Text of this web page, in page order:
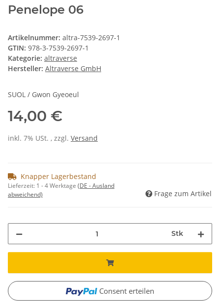
Penelope 06
Artikelnummer: altra-7539-2697-1
GTIN: 978-3-7539-2697-1
Kategorie: altraverse
Hersteller: Altraverse GmbH
SUOL / Gwon Gyeoeul
14,00 €
inkl. 7% USt. , zzgl. Versand
Knapper Lagerbestand
Lieferzeit: 1 - 4 Werktage (DE - Ausland
abweichend)
Frage zum Artikel
Stk
Consent erteilen